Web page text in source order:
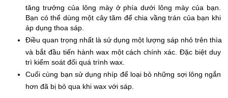
tăng trưởng của lông mày ở phía dưới lông mày của bạn.
Bạn có thể dùng một cây tăm để chia vầng trán của bạn khi
áp dụng thoa sáp.
Điều quan trọng nhất là sử dụng một lượng sáp nhỏ trên thìa
và bắt đầu tiến hành wax một cách chính xác. Đặc biệt duy
trì kiểm soát đối quá trình wax.
Cuối cùng bạn sử dụng nhíp để loại bỏ những sợi lông ngắn
hơn đã bị bỏ qua khi wax với sáp.